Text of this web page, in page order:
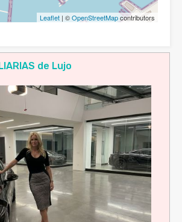
Leaflet | ©OpenStreetMapcontributors
de Lujo